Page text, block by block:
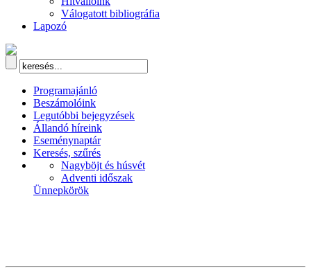
Válogatott bibliográfia
Lapozó
Programajánló
Beszámolóink
Legutóbbi bejegyzések
Állandó híreink
Eseménynaptár
Keresés, szűrés
Nagyböjt és húsvét
Adventi időszak
Ünnepkörök